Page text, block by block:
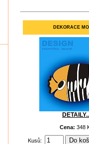
DEKORACE
Cena: 348
Kusů: